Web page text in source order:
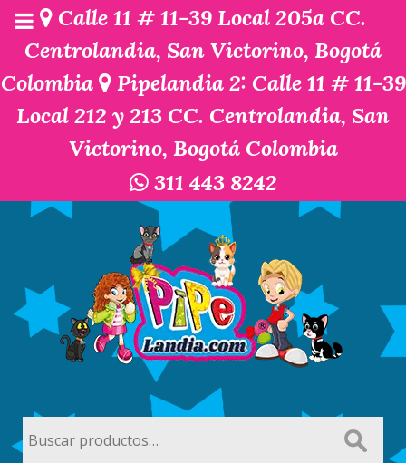
Calle 11 # 11-39 Local 205a CC.
Centrolandia, San Victorino, Bogotá
Colombia
Pipelandia 2: Calle 11 # 11-39
Local 212 y 213 CC. Centrolandia, San
Victorino, Bogotá Colombia
311 443 8242
por: